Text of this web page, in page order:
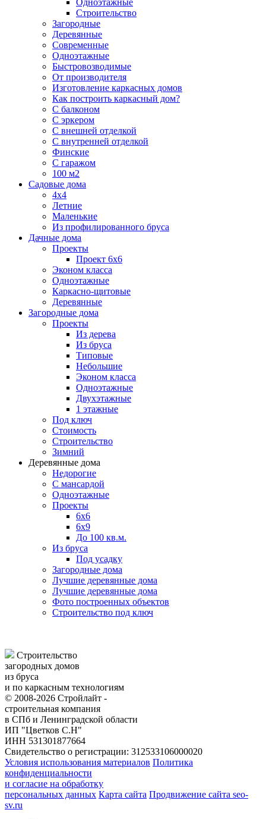
Одноэтажные
Строительство
Загородные
Деревянные
Современные
Одноэтажные
Быстровозводимые
От производителя
Изготовление каркасных домов
Как построить каркасный дом?
С балконом
С эркером
С внешней отделкой
С внутренней отделкой
Финские
С гаражом
100 м2
Садовые дома
4х4
Летние
Маленькие
Из профилированного бруса
Дачные дома
Проекты
Проект 6х6
Эконом класса
Одноэтажные
Каркасно-щитовые
Деревянные
Загородные дома
Проекты
Из дерева
Из бруса
Типовые
Небольшие
Эконом класса
Одноэтажные
Двухэтажные
1 этажные
Под ключ
Стоимость
Строительство
Зимний
Деревянные дома
Недорогие
С мансардой
Одноэтажные
Проекты
6х6
6х9
До 100 кв.м.
Из бруса
Под усадку
Загородные дома
Лучшие деревянные дома
Лучшие деревянные дома
Фото построенных объектов
Строительство под ключ
Строительство
загородных домов
из бруса
и по каркасным технологиям
© 2008-2026 Стройлайт -
строительная компания
в СПб и Ленинградской области
ИП "Цветков С.Н"
ИНН 531301877664
Свидетельство о регистрации: 312533106000020
Условия использования материалов Политика
конфиденциальности
и согласие на обработку
персональных данных Карта сайта Продвижение сайта seo-
sv.ru